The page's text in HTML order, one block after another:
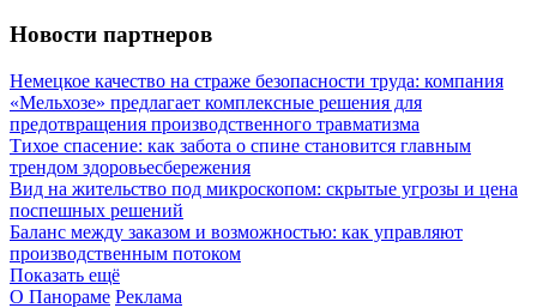
Новости партнеров
Немецкое качество на страже безопасности труда: компания
«Мельхозе» предлагает комплексные решения для
предотвращения производственного травматизма
Тихое спасение: как забота о спине становится главным
трендом здоровьесбережения
Вид на жительство под микроскопом: скрытые угрозы и цена
поспешных решений
Баланс между заказом и возможностью: как управляют
производственным потоком
Показать ещё
О Панораме Реклама